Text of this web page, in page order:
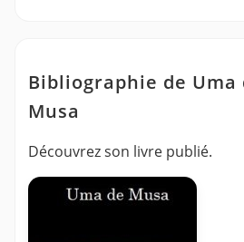
Bibliographie de Uma
Musa
Découvrez son livre publié.